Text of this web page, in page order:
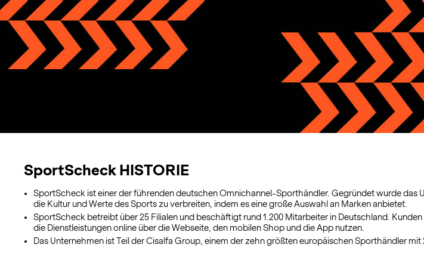
SportScheck HISTORIE
SportScheck ist einer der führenden deutschen Omnichannel-Sporthändler. Gegründet wurde das
die Kultur und Werte des Sports zu verbreiten, indem es eine große Auswahl an Marken anbietet.
SportScheck betreibt über 25 Filialen und beschäftigt rund 1.200 Mitarbeiter in Deutschland.
die Dienstleistungen online über die Webseite, den mobilen Shop und die App nutzen.
Das Unternehmen ist Teil der Cisalfa Group, einem der zehn größten europäischen Sporthändler